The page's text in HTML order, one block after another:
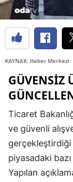
KAYNAK: Haber Merkezi
GÜVENSIZ
Ticaret
ve güvenli
piyasadaki
Yapılan